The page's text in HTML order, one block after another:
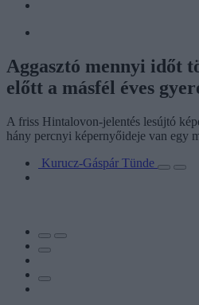
Aggasztó mennyi időt
előtt a másfél éves
A friss Hintalovon-jelentés lesújtó
hány percnyi képernyőideje van egy
Kurucz-Gáspár Tünde